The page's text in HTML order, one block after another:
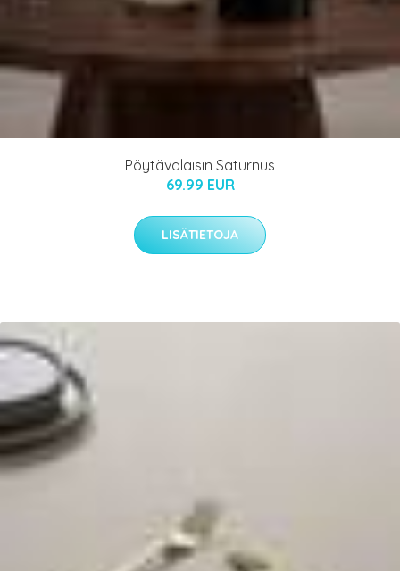
Pöytävalaisin Saturnus
69.99 EUR
LISÄTIETOJA